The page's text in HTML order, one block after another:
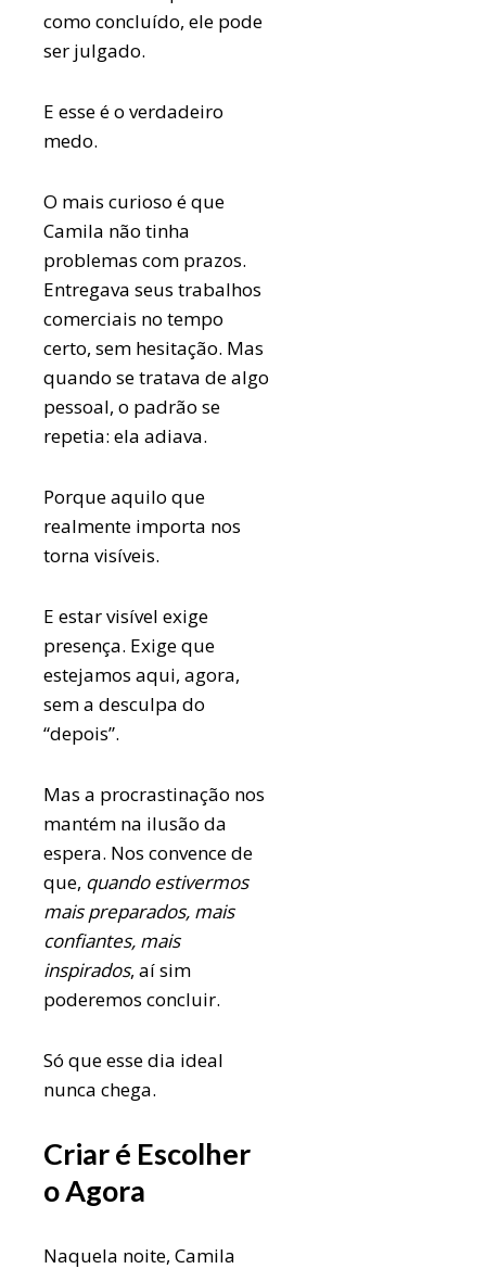
como concluído, ele pode
ser julgado.
E esse é o verdadeiro
medo.
O mais curioso é que
Camila não tinha
problemas com prazos.
Entregava seus trabalhos
comerciais no tempo
certo, sem hesitação. Mas
quando se tratava de algo
pessoal, o padrão se
repetia: ela adiava.
Porque aquilo que
realmente importa nos
torna visíveis.
E estar visível exige
presença. Exige que
estejamos aqui, agora,
sem a desculpa do
“depois”.
Mas a procrastinação nos
mantém na ilusão da
espera. Nos convence de
que, quando estivermos
mais preparados, mais
confiantes, mais
inspirados, aí sim
poderemos concluir.
Só que esse dia ideal
nunca chega.
Criar é Escolher
o Agora
Naquela noite, Camila